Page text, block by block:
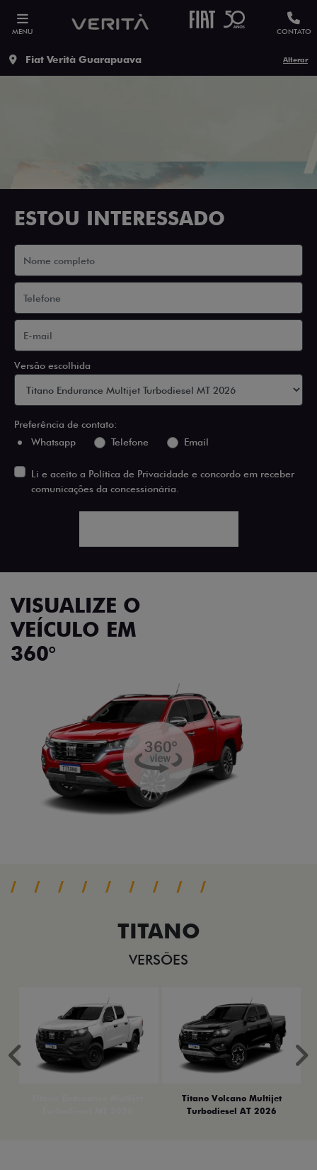
MENU CONTATO
Fiat Verità Guarapuava Alterar
ESTOU INTERESSADO
Versão escolhida
Preferência de contato:
Whatsapp
Telefone Email
Li e aceito a Política de Privacidade e concordo em receber
comunicações da concessionária.
VISUALIZE O
VEÍCULO EM
360°
TITANO
VERSÕES
Titano Volcano Multijet
Turbodiesel AT 2026
Anterior